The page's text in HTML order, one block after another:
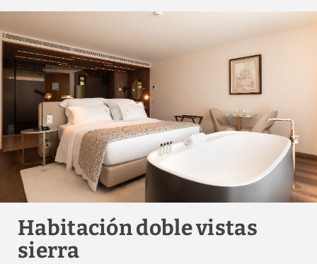
Smart TV
Aire acondicionado o
calefacción según
temporada
Ropa de cama y toallas
Habitación doble vistas
sierra
Estacionamiento